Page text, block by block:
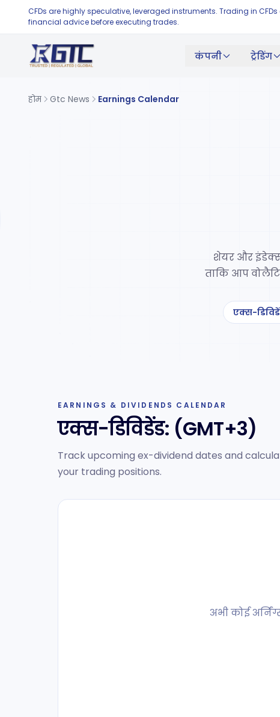
CFDs are highly speculative, leveraged instruments. Trading in
financial advice before executing trades.
कंपनी ट्रेडिंग
होम Gtc News Earnings Calendar
शेयर और इंडेक्स
ताकि आप
एक्स-
EARNINGS & DIVIDENDS CALENDAR
एक्स-डिविडेंड: (GMT+3)
Track upcoming ex-dividend dates and
your trading positions.
अभी कोई